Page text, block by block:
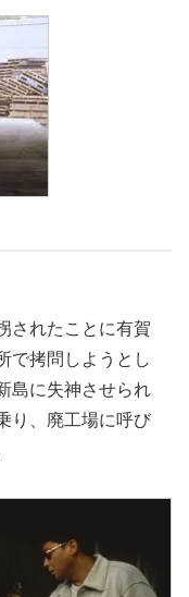
されたことに有賀
で拷問しようとし
島に失神させられ
り、廃工場に呼び